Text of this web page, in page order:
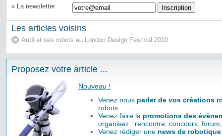
» La newsletter :
Les articles voisins
Audi et ses robots au London Design Festival 2010
Proposez votre article ...
Nouveau !
Venez nous parler de vos créations
robots
Venez faire la promotions des
organisez : rencontre, concours,
Venez rédiger une news de robotique